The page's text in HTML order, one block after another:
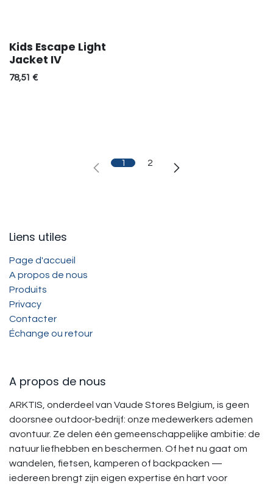
Réduction
Kids Escape Light
Jacket IV
78,51 €
1 2
Liens utiles
Page d'accueil
A propos de nous
Produits
Privacy
Contacter
Échange ou retour
A propos de nous
ARKTIS, onderdeel van Vaude Stores Belgium, is geen
doorsnee outdoor-bedrijf: onze medewerkers ademen
avontuur. Ze delen één gemeenschappelijke ambitie: de
natuur liefhebben en beschermen. Of het nu gaat om
wandelen, fietsen, kamperen of backpacken —
iedereen brengt zijn eigen expertise én hart voor